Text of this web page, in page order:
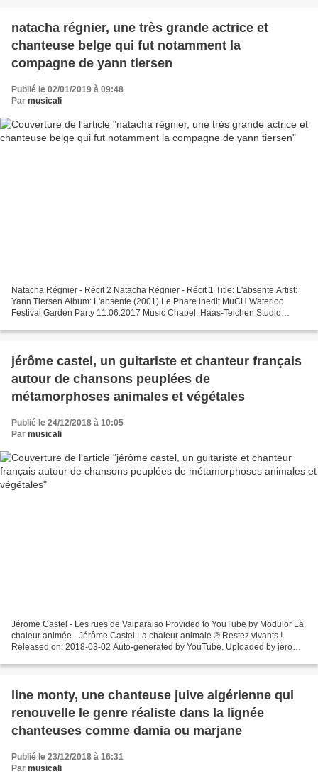
natacha régnier, une très grande actrice et
chanteuse belge qui fut notamment la
compagne de yann tiersen
Publié le 02/01/2019 à 09:48
Par musicali
Natacha Régnier - Récit 2 Natacha Régnier - Récit 1 Title: L'absente Artist:
Yann Tiersen Album: L'absente (2001) Le Phare inedit MuCH Waterloo
Festival Garden Party 11.06.2017 Music Chapel, Haas-Teichen Studio
jérôme castel, un guitariste et chanteur français
autour de chansons peuplées de
métamorphoses animales et végétales
Publié le 24/12/2018 à 10:05
Par musicali
Jérome Castel - Les rues de Valparaiso Provided to YouTube by Modulor La
chaleur animée · Jérôme Castel La chaleur animale ℗ Restez vivants !
Released on: 2018-03-02 Auto-generated by YouTube. Uploaded by jerome
line monty, une chanteuse juive algérienne qui
renouvelle le genre réaliste dans la lignée
chanteuses comme damia ou marjane
Publié le 23/12/2018 à 16:31
Par musicali